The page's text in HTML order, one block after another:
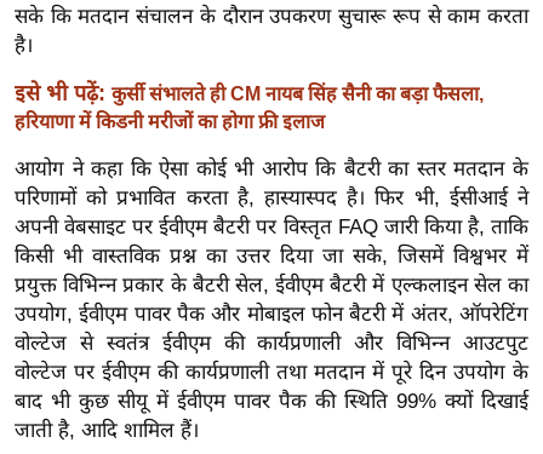
यं
ग
इं
डि
सा
हि
त्य
ज
ग
त
ऑ
टो
व
सके कि मतदान संचालन के दौरान उपकरण सुचारू रूप से काम करता
है।
इसे भी पढ़ें: कुर्सी संभालते ही CM नायब सिंह सैनी का बड़ा फैसला,
हरियाणा में किडनी मरीजों का होगा फ्री इलाज
आयोग ने कहा कि ऐसा कोई भी आरोप कि बैटरी का स्तर मतदान के
परिणामों को प्रभावित करता है, हास्यास्पद है। फिर भी, ईसीआई ने
अपनी वेबसाइट पर ईवीएम बैटरी पर विस्तृत FAQ जारी किया है, ताकि
किसी भी वास्तविक प्रश्न का उत्तर दिया जा सके, जिसमें विश्वभर में
प्रयुक्त विभिन्न प्रकार के बैटरी सेल, ईवीएम बैटरी में एल्कलाइन सेल का
उपयोग, ईवीएम पावर पैक और मोबाइल फोन बैटरी में अंतर, ऑपरेटिंग
वोल्टेज से स्वतंत्र ईवीएम की कार्यप्रणाली और विभिन्न आउटपुट
वोल्टेज पर ईवीएम की कार्यप्रणाली तथा मतदान में पूरे दिन उपयोग के
बाद भी कुछ सीयू में ईवीएम पावर पैक की स्थिति 99% क्यों दिखाई
जाती है, आदि शामिल हैं।